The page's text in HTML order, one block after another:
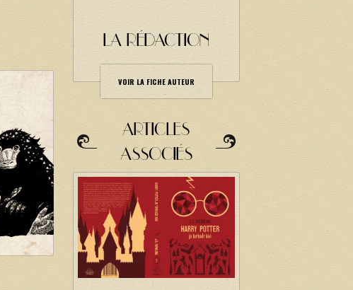
LA RÉDACTION
VOIR LA FICHE AUTEUR
ARTICLES
ASSOCIÉS